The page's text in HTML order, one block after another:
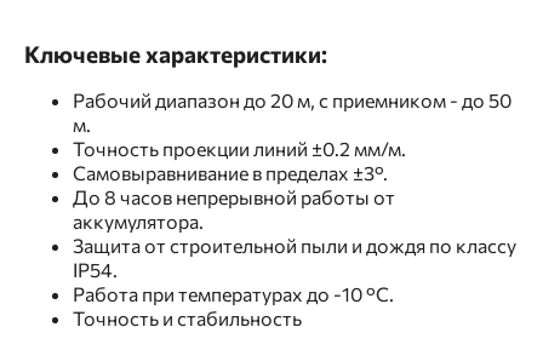
Ключевые характеристики:
Рабочий диапазон до 20 м, с приемником - до 50
м.
Точность проекции линий ±0.2 мм/м.
Самовыравнивание в пределах ±3°.
До 8 часов непрерывной работы от
аккумулятора.
Защита от строительной пыли и дождя по классу
IP54.
Работа при температурах до -10 °С.
Точность и стабильность